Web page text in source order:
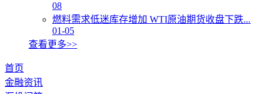
08
燃料需求低迷库存增加 WTI原油期货收盘下跌...
01-05
查看更多>>
首页
金融资讯